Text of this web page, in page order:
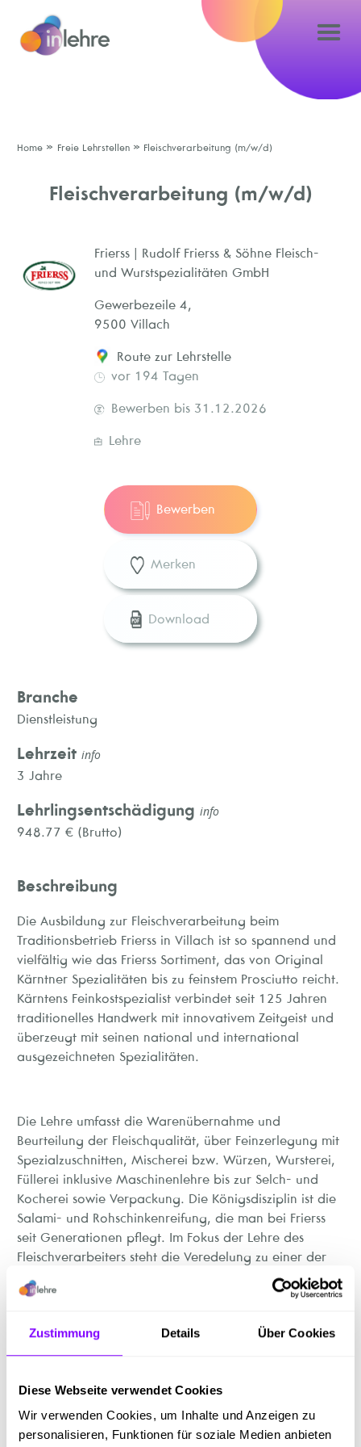
Zustimmung Details Über Cookies
Diese Webseite verwendet Cookies
Wir verwenden Cookies, um Inhalte und Anzeigen zu
personalisieren, Funktionen für soziale Medien anbieten
Home » Freie Lehrstellen » Fleischverarbeitung (m/w/d)
Fleischverarbeitung (m/w/d)
Frierss | Rudolf Frierss & Söhne Fleisch-
und Wurstspezialitäten GmbH
Gewerbezeile 4,
9500 Villach
Route zur Lehrstelle
vor 194 Tagen
Bewerben bis 31.12.2026
Lehre
Bewerben
Merken
Download
Branche
Dienstleistung
Lehrzeit info
3 Jahre
Lehrlingsentschädigung info
948.77 € (Brutto)
Beschreibung
Die Ausbildung zur Fleischverarbeitung beim
Traditionsbetrieb Frierss in Villach ist so spannend und
vielfältig wie das Frierss Sortiment, das von Original
Kärntner Spezialitäten bis zu feinstem Prosciutto reicht.
Kärntens Feinkostspezialist verbindet seit 125 Jahren
traditionelles Handwerk mit innovativem Zeitgeist und
überzeugt mit seinen national und international
ausgezeichneten Spezialitäten.
Die Lehre umfasst die Warenübernahme und
Beurteilung der Fleischqualität, über Feinzerlegung mit
Spezialzuschnitten, Mischerei bzw. Würzen, Wursterei,
Füllerei inklusive Maschinenlehre bis zur Selch- und
Kocherei sowie Verpackung. Die Königsdisziplin ist die
Salami- und Rohschinkenreifung, die man bei Frierss
seit Generationen pflegt. Im Fokus der Lehre des
Fleischverarbeiters steht die Veredelung zu einer der
150 Frierss Wurst- und Schinkenspezialitäten.“
Matura sowie langfristige Jobaussichten mit
an Maschinentechnik ebenso wie guter Geschmack.